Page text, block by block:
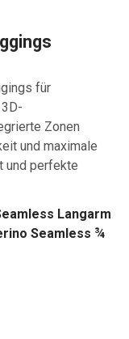
für
Zonen
und maximale
und perfekte
Langarm
Seamless ¾